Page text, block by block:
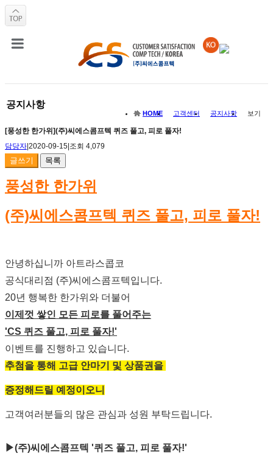
공지사항
HOME 고객센터 공지사항 보기
[풍성한 한가위](주)씨에스콤프텍 퀴즈 풀고, 피로 풀자!
담당자 2020-09-15 조회 4,079
글쓰기 목록
풍성한 한가위
(주)씨에스콤프텍 퀴즈 풀고, 피로 풀자!
안녕하십니까 아트라스콥코
공식대리점 (주)씨에스콤프텍입니다.
20년 행복한 한가위와 더불어
이제껏 쌓인 모든 피로를 풀어주는
'CS 퀴즈 풀고, 피로 풀자!'
이벤트를 진행하고 있습니다.
추첨을 통해 고급 안마기 및 상품권 을
증정해드릴 예정이오니
고객여러분들의 많은 관심과 성원 부탁드립니다.
▶(주)씨에스콤프텍 '퀴즈 풀고, 피로 풀자!'